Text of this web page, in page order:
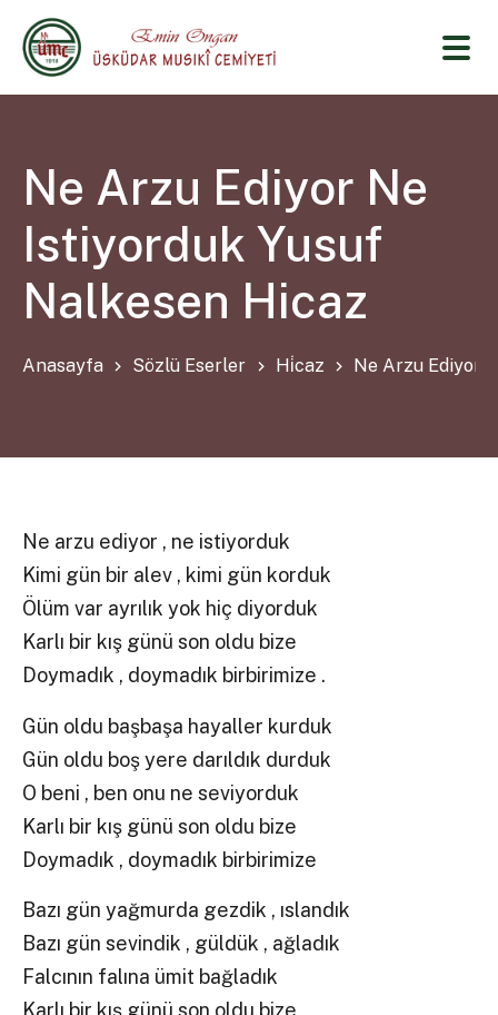
Ne Arzu Ediyor Ne
Istiyorduk Yusuf
Nalkesen Hicaz
Anasayfa Sözlü Eserler Hi̇caz Ne Arzu Ediyor
Ne arzu ediyor , ne istiyorduk
Kimi gün bir alev , kimi gün korduk
Ölüm var ayrılık yok hiç diyorduk
Karlı bir kış günü son oldu bize
Doymadık , doymadık birbirimize .
Gün oldu başbaşa hayaller kurduk
Gün oldu boş yere darıldık durduk
O beni , ben onu ne seviyorduk
Karlı bir kış günü son oldu bize
Doymadık , doymadık birbirimize
Bazı gün yağmurda gezdik , ıslandık
Bazı gün sevindik , güldük , ağladık
Falcının falına ümit bağladık
Karlı bir kış günü son oldu bize